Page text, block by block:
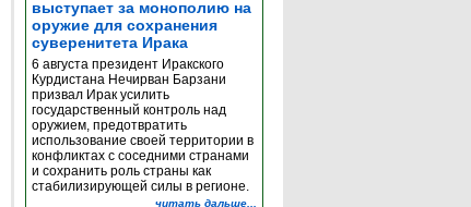
выступает за монополию на
оружие для сохранения
суверенитета Ирака
6 августа президент Иракского
Курдистана Нечирван Барзани
призвал Ирак усилить
государственный контроль над
оружием, предотвратить
использование своей территории в
конфликтах с соседними странами
и сохранить роль страны как
стабилизирующей силы в регионе.
читать дальше...